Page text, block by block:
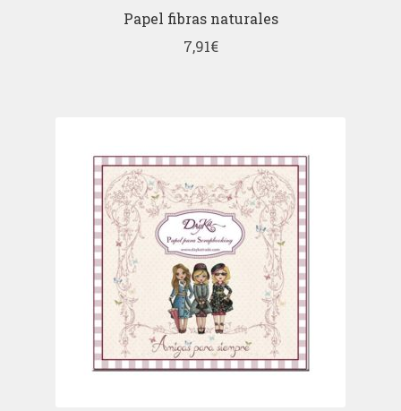
Papel fibras naturales
7,91€